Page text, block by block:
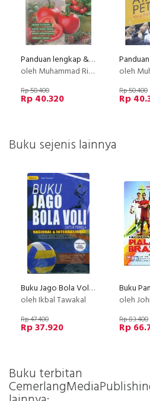
Panduan lengkap & Praktis : Budidaya Tomat yang paling menguntungkan
oleh Muhammad Rinaldi
Rp 50.400
Rp 40.320
oleh
Rp 50.400
Rp
Buku sejenis lainnya
Buku Jago Bola Voli Untuk Pemula
oleh Ikbal Tawakal
Rp 47.400
Rp 37.920
oleh
Rp 83.400
Rp
Buku terbitan